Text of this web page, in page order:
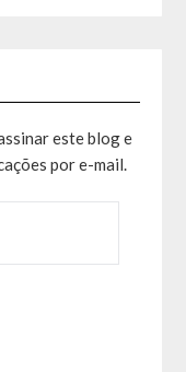
este blog e
por e-mail.